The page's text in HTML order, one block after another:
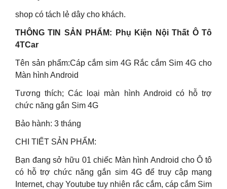
shop có tách lẻ dây cho khách.
THÔNG TIN SẢN PHẨM: Phụ Kiện Nội Thất Ô Tô
4TCar
Tên sản phẩm:Cáp cắm sim 4G Rắc cắm Sim 4G cho
Màn hình Android
Tương thích; Các loại màn hình Android có hỗ trợ
chức năng gắn Sim 4G
Bảo hành: 3 tháng
CHI TIẾT SẢN PHẨM:
Bạn đang sở hữu 01 chiếc Màn hình Android cho Ô tô
có hỗ trợ chức năng gắn sim 4G để truy cập mạng
Internet, chạy Youtube tuy nhiên rắc cắm, cáp cắm Sim